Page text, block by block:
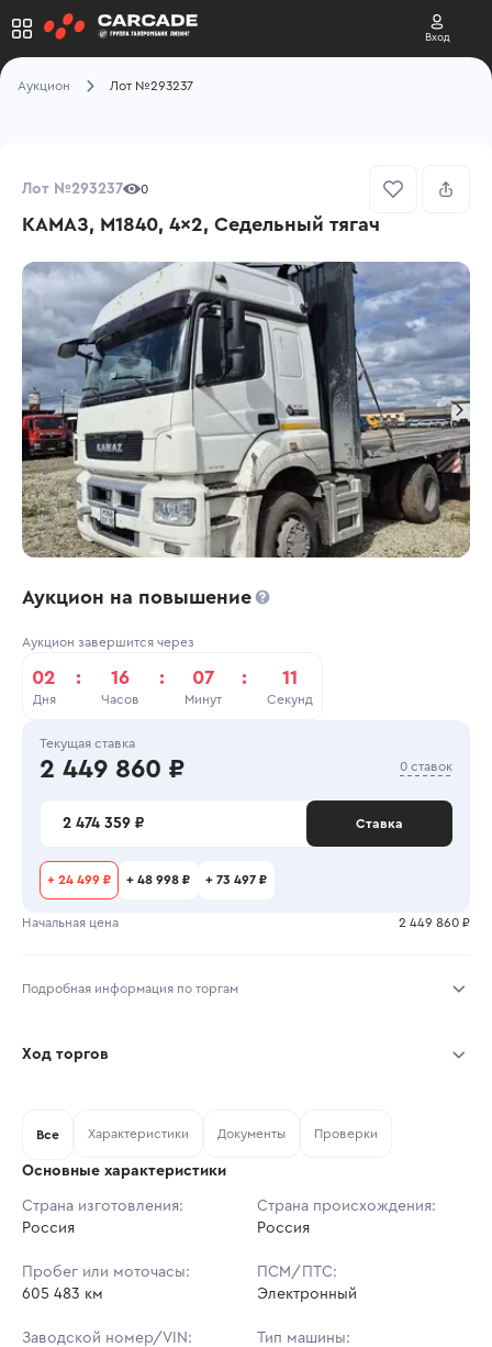
Вход
Аукцион Лот №293237
Лот №293237 0
КАМАЗ, M1840, 4x2, Седельный тягач
Аукцион на повышение
Аукцион завершится через
02
Дня
: 16
Часов
: 07
Минут
: 11
Секунд
Текущая ставка
2 449 860 ₽ 0 ставок
2 474 359 ₽ Ставка
+ 24 499 ₽ + 48 998 ₽ + 73 497 ₽
Начальная цена 2 449 860 ₽
Подробная информация по торгам
Тип аукциона: Открытые торги
Шаг торгов: 24 499 ₽
Кол-во ставок:
Ход торгов
Ставок не найдено
в аукционах
Все Характеристики Документы Проверки
Основные характеристики
Страна изготовления:
Россия
Страна происхождения:
Россия
Пробег или моточасы:
605 483 км
ПСМ/ПТС:
Электронный
Заводской номер/VIN:
Тип машины: